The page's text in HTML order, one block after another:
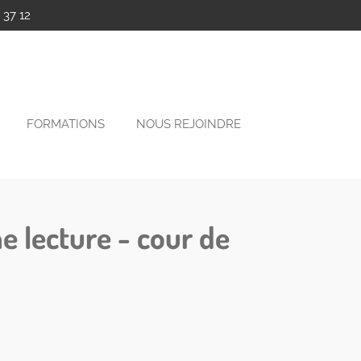
12
FORMATIONS
NOUS REJOINDRE
lecture - cour de